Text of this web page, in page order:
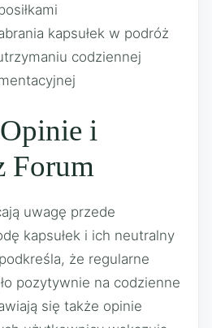
kapsułek w podróż
codziennej
i
Forum
uwagę przede
kapsułek i ich neutralny
że regularne
pozytywnie na codzienne
się także opinie